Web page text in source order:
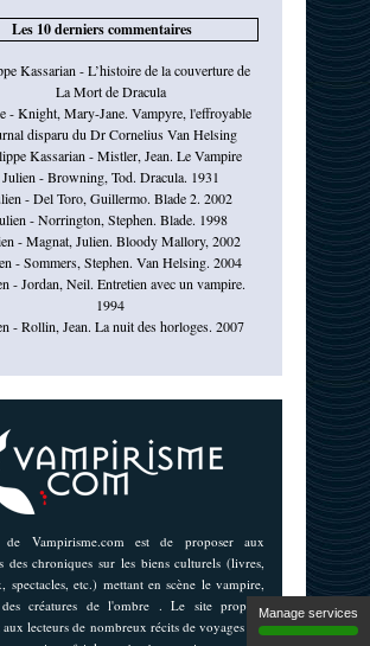
Les 10 derniers commentaires
Kassarian - L’histoire de la couverture de
La Mort de Dracula
- Knight, Mary-Jane. Vampyre, l'effroyable
disparu du Dr Cornelius Van Helsing
Kassarian - Mistler, Jean. Le Vampire
Julien - Browning, Tod. Dracula. 1931
- Del Toro, Guillermo. Blade 2. 2002
- Norrington, Stephen. Blade. 1998
- Magnat, Julien. Bloody Mallory, 2002
- Sommers, Stephen. Van Helsing. 2004
- Jordan, Neil. Entretien avec un vampire.
1994
- Rollin, Jean. La nuit des horloges. 2007
de Vampirisme.com est de proposer aux
des chroniques sur les biens culturels (livres,
spectacles, etc.) mettant en scène le vampire,
créatures de l'ombre . Le site propose
aux lecteurs de nombreux récits de voyages sur
Manage services